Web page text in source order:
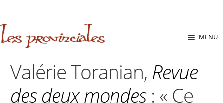
Aller
à
navigation
Aller
au
MENU
Valérie Toranian, Revue
des deux mondes: « Ce